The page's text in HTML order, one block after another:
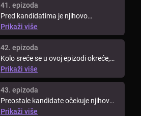
41. epizoda
Pred kandidatima je njihovo
predzadnje vaganje prije finala.
Prikaži više
42. epizoda
Kolo sreće se u ovoj epizodi okreće,
dok ih na stolu čeka jedno ...
Prikaži više
43. epizoda
Preostale kandidate očekuje njihov
posljednji trening. Posljednje ...
Prikaži više